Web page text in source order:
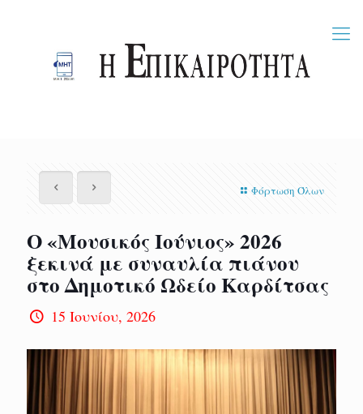
Φόρτωση Όλων
Ο «Μουσικός Ιούνιος» 2026
ξεκινά με συναυλία πιάνου
στο Δημοτικό Ωδείο Καρδίτσας
15 Ιουνίου, 2026